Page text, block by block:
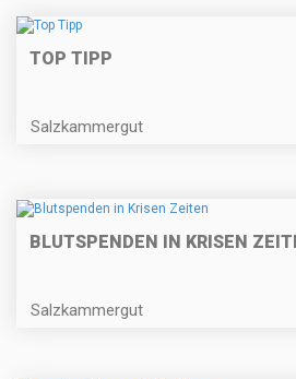
TOP TIPP
Salzkammergut
BLUTSPENDEN IN KRISEN
Salzkammergut